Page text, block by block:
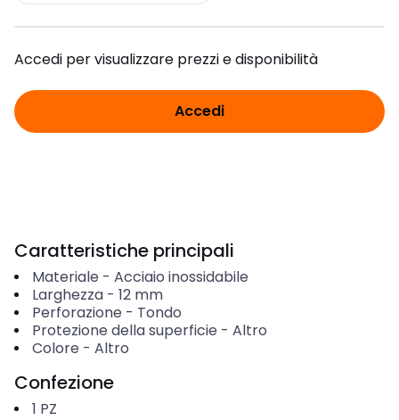
Accedi per visualizzare prezzi e disponibilità
Accedi
Caratteristiche principali
Materiale - Acciaio inossidabile
Larghezza- 12 mm
Perforazione - Tondo
Protezione della superficie - Altro
Colore - Altro
Confezione
1 PZ